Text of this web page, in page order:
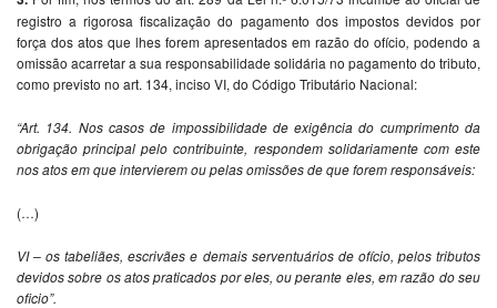
registro a rigorosa fiscalização do pagamento dos impostos devidos por
força dos atos que lhes forem apresentados em razão do ofício, podendo a
omissão acarretar a sua responsabilidade solidária no pagamento do tributo,
como previsto no art. 134, inciso VI, do Código Tributário Nacional:
“Art. 134. Nos casos de impossibilidade de exigência do cumprimento da
obrigação principal pelo contribuinte, respondem solidariamente com este
nos atos em que intervierem ou pelas omissões de que forem responsáveis:
(…)
VI – os tabeliães, escrivães e demais serventuários de ofício, pelos tributos
devidos sobre os atos praticados por eles, ou perante eles, em razão do seu
oficio”.